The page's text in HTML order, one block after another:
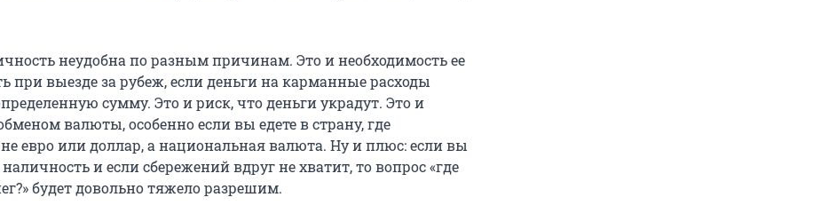
неудобна по разным причинам. Это и необходимость ее
при выезде за рубеж, если деньги на карманные расходы
сумму. Это и риск, что деньги украдут. Это и
валюты, особенно если вы едете в страну, где
не евро или доллар, а национальная валюта. Ну и плюс: если вы
наличность и если сбережений вдруг не хватит, то вопрос «где
будет довольно тяжело разрешим.